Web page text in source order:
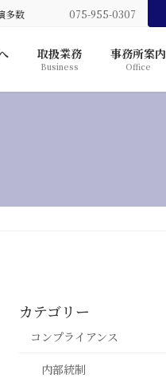
多数 075-955-0307
取扱業務
Business
事務所案内
Office
カテゴリー
コンプライアンス
内部統制